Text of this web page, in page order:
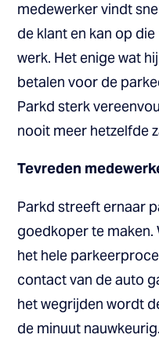
medewerker vindt
de klant en kan op
werk. Het enige wat
betalen voor de
Parkd sterk
nooit meer hetzelfde
Tevreden
Parkd streeft ernaar
goedkoper te maken.
het hele
contact van de auto
het wegrijden wordt
de minuut